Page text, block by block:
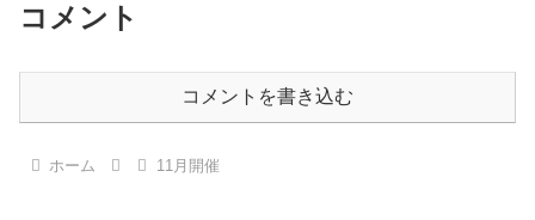
コメント
コメントを書き込む
ホーム 11月開催